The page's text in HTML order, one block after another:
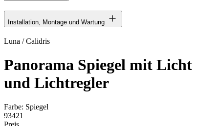
Installation, Montage und Wartung
Luna / Calidris
Panorama Spiegel mit Licht
und Lichtregler
Farbe: Spiegel
93421
Preis